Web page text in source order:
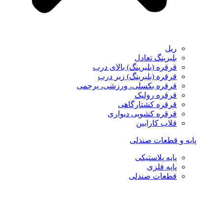
ریل
بلبرینگ تعادل
قرقره (بلبرینگ) بالای درب
قرقره (بلبرینگ) زیر درب
قرقره بکسلی، ورزشی، پرچمی
قرقره رولیک
قرقره کشتارگاهی
قرقره کشویی دیواری
قلاب کارابین
پایه و قطعات صندلی
پایه پلاستیکی
پایه فلزی
قطعات صندلی